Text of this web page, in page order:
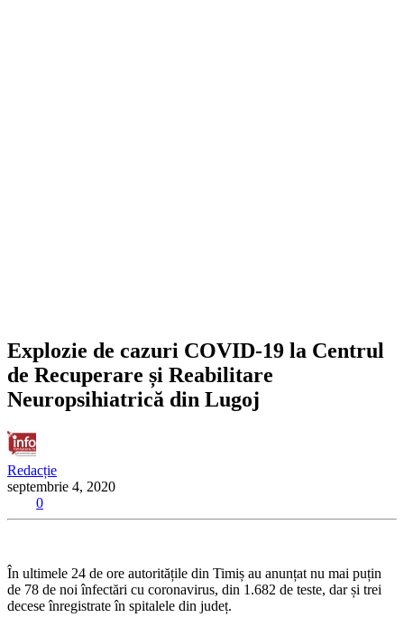
Explozie de cazuri COVID-19 la Centrul
de Recuperare și Reabilitare
Neuropsihiatrică din Lugoj
Redacție
septembrie 4, 2020
0
În ultimele 24 de ore autoritățile din Timiș au anunțat nu mai puțin
de 78 de noi înfectări cu coronavirus, din 1.682 de teste, dar și trei
decese înregistrate în spitalele din județ.